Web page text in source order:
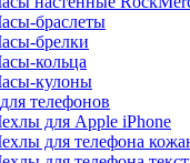
браслеты
брелки
кольца
кулоны
телефонов
для Apple iPhone
для телефона